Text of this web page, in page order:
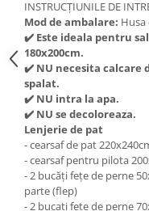
INSTRUCȚIUNILE DE
Mod de ambalare: Husa
✔ Este ideala pentru
180x200cm.
✔ NU necesita calcare
spalat.
✔ ️ NU intra la apa.
✔ ️ NU se decoloreaza.
Lenjerie de pat
- cearsaf de pat
- cearsaf pentru pilota
- 2 bucăți fețe de perne
parte (flep)
- 2 bucati fete de perne